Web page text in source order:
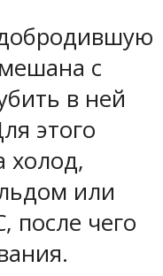
с
в ней
этого
холод,
или
после чего